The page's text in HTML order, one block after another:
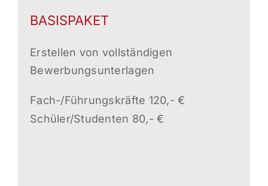
BASISPAKET
Erstellen von vollständigen
Bewerbungsunterlagen
Fach-/Führungskräfte 120,- €
Schüler/Studenten 80,- €